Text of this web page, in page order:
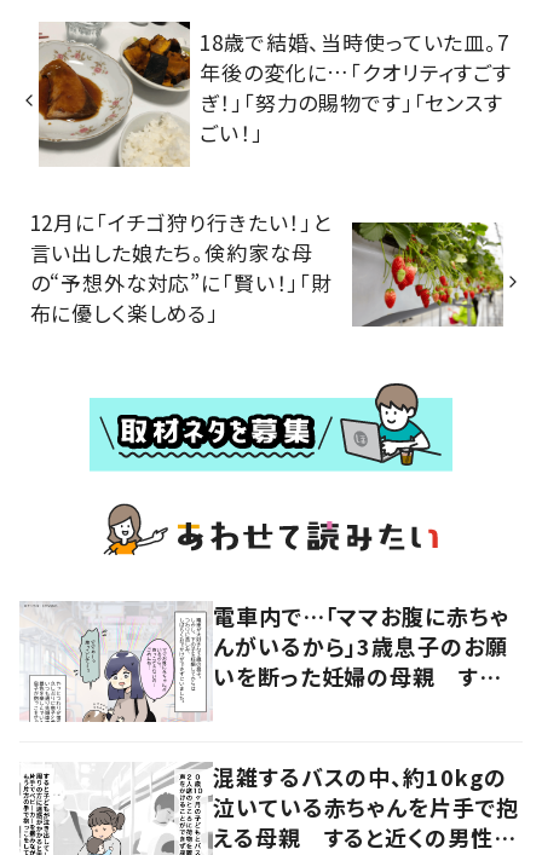
18歳で結婚、当時使っていた皿。7
年後の変化に…「クオリティすごす
ぎ！」「努力の賜物です」「センスす
ごい！」
12月に「イチゴ狩り行きたい！」と
言い出した娘たち。倹約家な母
の“予想外な対応”に「賢い！」「財
布に優しく楽しめる」
電車内で…「ママお腹に赤ちゃ
んがいるから」3歳息子のお願
いを断った妊婦の母親 すると
混雑するバスの中、約10kgの
泣いている赤ちゃんを片手で抱
える母親 すると近くの男性が